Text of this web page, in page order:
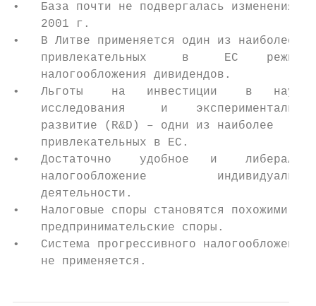
•   База почти не подвергалась
2001 г.
•   В Литве применяется один из
привлекательных     в     ЕС
налогообложения дивидендов.
•   Льготы    на   инвестиции    в
исследования     и
    развитие (R&D) – одни из наиболее
привлекательных в ЕС.
•   Достаточно    удобное   и
    налогообложение          индивидуальной
    деятельности.
•   Налоговые споры становятся похожими на
    предпринимательские споры.
•   Система прогрессивного налогообложения
    не применяется.